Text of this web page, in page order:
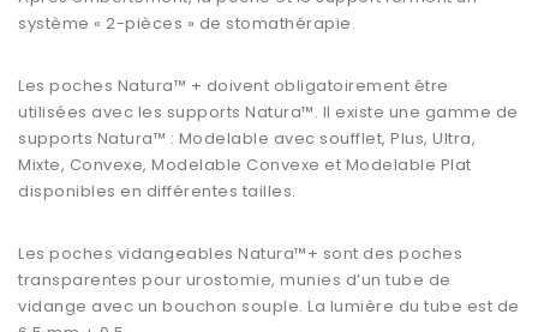
système « 2-pièces » de stomathérapie.
Les poches Natura™ + doivent obligatoirement être
utilisées avec les supports Natura™. Il existe une gamme de
supports Natura™ : Modelable avec soufflet, Plus, Ultra,
Mixte, Convexe, Modelable Convexe et Modelable Plat
disponibles en différentes tailles.
Les poches vidangeables Natura™+ sont des poches
transparentes pour urostomie, munies d’un tube de
vidange avec un bouchon souple. La lumière du tube est de